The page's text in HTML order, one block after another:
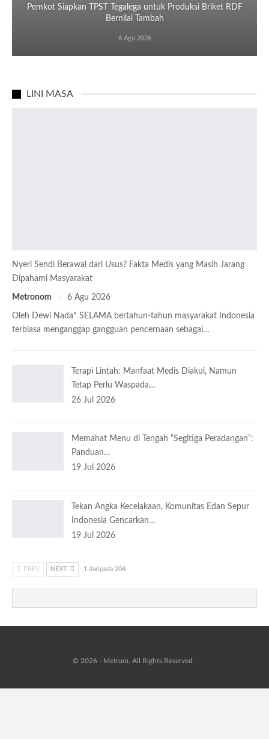
Pemkot Siapkan TPST Tegalega untuk Produksi Briket RDF
Bernilai Tambah
6 Agu 2026
LINI MASA
Nyeri Sendi Berawal dari Usus? Fakta Medis yang Masih Jarang
Dipahami Masyarakat
Metronom 6 Agu 2026
Oleh Dewi Nada* SELAMA bertahun-tahun masyarakat Indonesia
terbiasa menganggap gangguan pencernaan sebagai…
Terapi Lintah: Manfaat Medis Diakui, Namun
Tetap Perlu Waspada…
26 Jul 2026
Memahat Menu di Tengah “Segitiga Peradangan”:
Panduan…
19 Jul 2026
Tekan Angka Kecelakaan, Komunitas Edan Sepur
Indonesia Gencarkan…
19 Jul 2026
PREV NEXT 1 daripada 204
© 2026 - Metrum. All Rights Reserved.